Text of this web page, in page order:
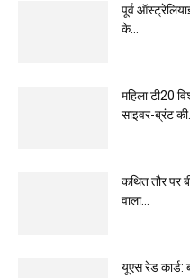
पूर्व
के...
महिला टी20
साइवर-ब्रंट की...
कथित तौर पर
वाला...
यूएस रेड कार्ड: